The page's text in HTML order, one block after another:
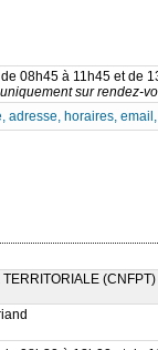
08h45 à 11h45 et de
sur rendez-
adresse, horaires,